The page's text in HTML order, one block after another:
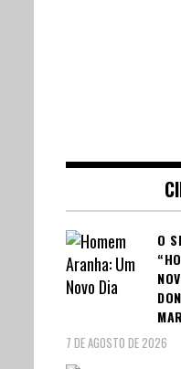
O
7 DE AGOSTO DE 2026